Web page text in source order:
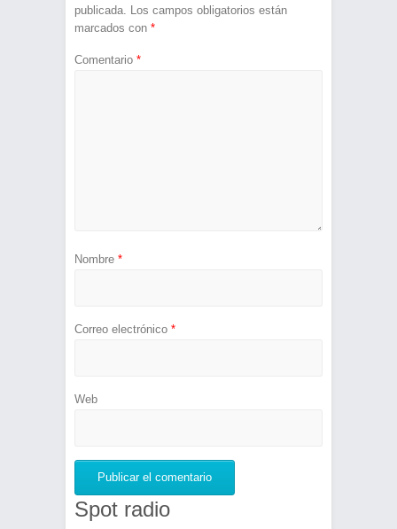
publicada. Los campos obligatorios están
marcados con *
Comentario *
Nombre *
Correo electrónico *
Web
Spot radio